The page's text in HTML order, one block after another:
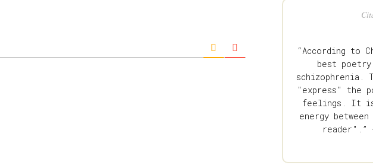
“According to
best
schizophrenia.
"express" the
feelings. It
energy
reader".”